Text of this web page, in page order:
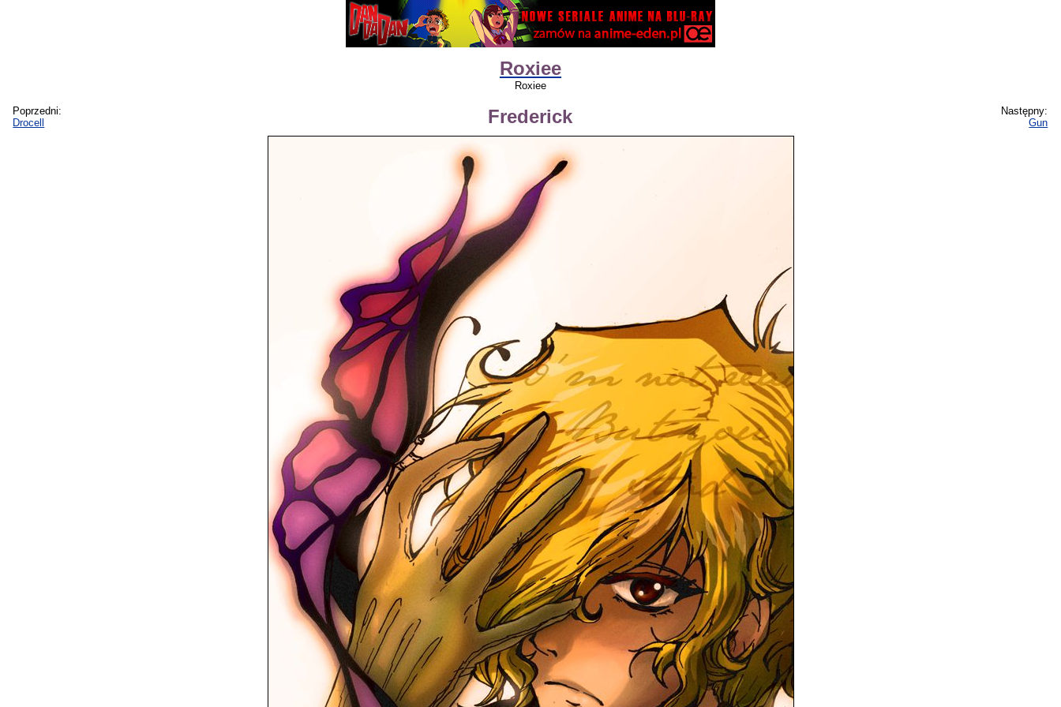
Roxiee
Roxiee
Poprzedni:
Drocell
Frederick
Następny:
Gun